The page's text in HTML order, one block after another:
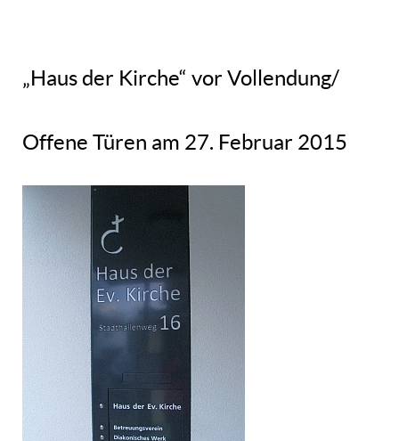
„Haus der Kirche“ vor Vollendung/
Offene Türen am 27. Februar 2015